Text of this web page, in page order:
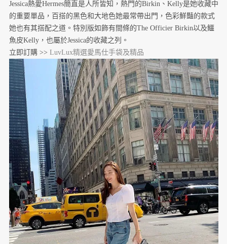
Jessica熱愛Hermes簡直是人所皆知，熱門的Birkin、Kelly是她收藏中
的重要單品，百搭的黑色和大地色她最常帶出門，色彩鮮豔的款式
她也有其搭配之道。特別版如飾有間條的The Officier Birkin以及鱷
魚皮Kelly，也屬於Jessica的收藏之列。
立即訂購 >> LuvLux精選愛馬仕手袋及精品